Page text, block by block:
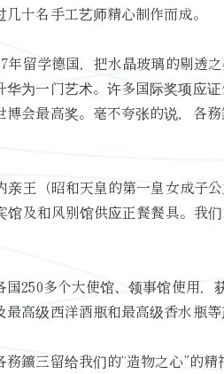
十名手工艺师精心制作而成。
年留学德国，把水晶玻璃的剔透
为一门艺术。许多国际奖项应
博会最高奖。毫不夸张的说，
亲王（昭和天皇的第一皇女成子
馆及和风别馆供应正餐餐具。我
250多个大使馆、领事馆使用
高级西洋酒瓶和最高级香水瓶等
鑛三留给我们的“造物之心”的